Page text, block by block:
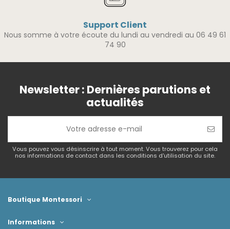
Support Client
Nous somme à votre écoute du lundi au vendredi au 06 49 61
74 90
Newsletter : Dernières parutions et
actualités
Vous pouvez vous désinscrire à tout moment. Vous trouverez pour cela
nos informations de contact dans les conditions d'utilisation du site.
Boutique Montessori
Informations